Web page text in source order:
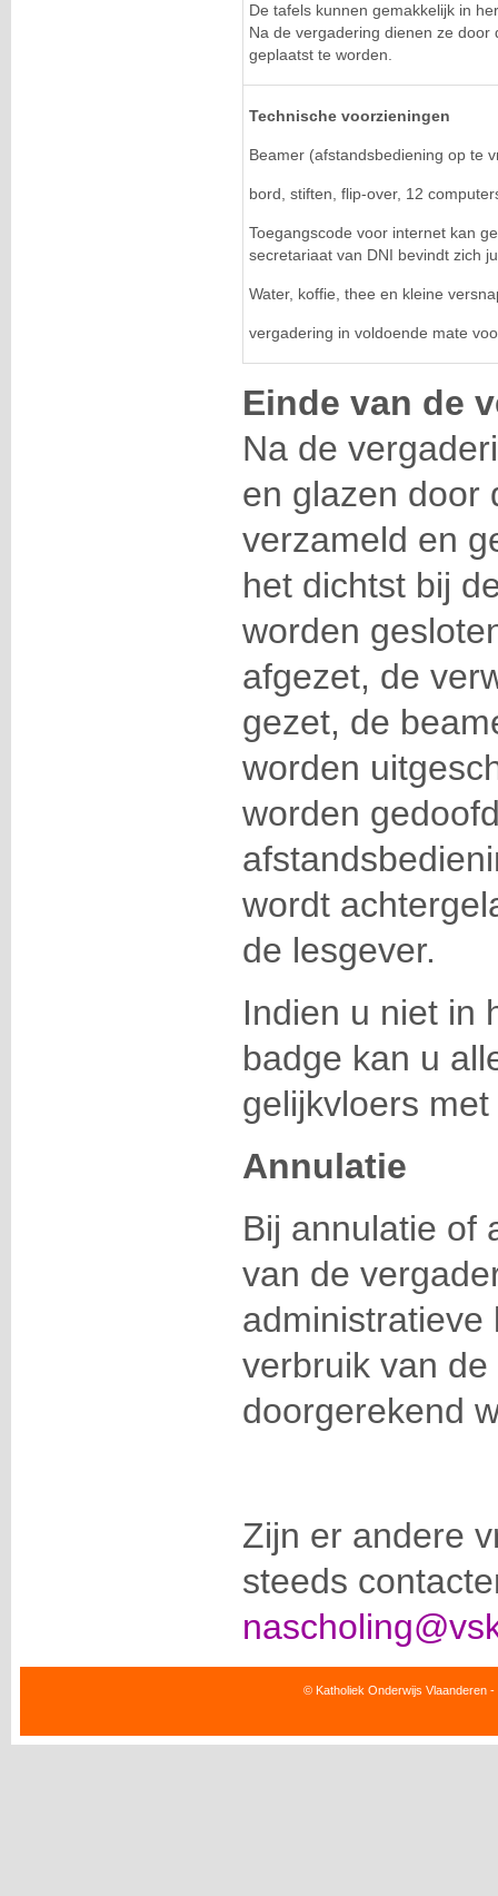
De tafels kunnen gemakkelijk in
Na de vergadering dienen ze
geplaatst te worden.
Technische voorzieningen
Beamer (afstandsbediening op te
bord, stiften, flip-over, 12
Toegangscode voor internet kan
secretariaat van DNI bevindt zich
Water, koffie, thee en kleine
vergadering in voldoende mate
Einde van de
Na de
en glazen door
verzameld en
het dichtst bij
worden
afgezet, de
gezet, de
worden
worden
wordt
de lesgever.
Indien u niet in
badge kan u
gelijkvloers
Annulatie
Bij annulatie of
van de
verbruik van
doorgerekend
Zijn er andere
steeds
© Katholiek Onderwijs Vlaanderen